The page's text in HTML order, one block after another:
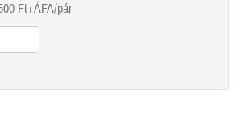
Ft+ÁFA/pár